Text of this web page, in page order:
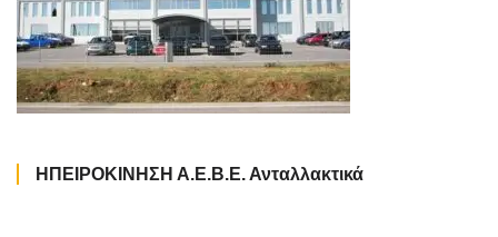
ΗΠΕΙΡΟΚΙΝΗΣΗ Α.Ε.Β.Ε. Ανταλλακτικά